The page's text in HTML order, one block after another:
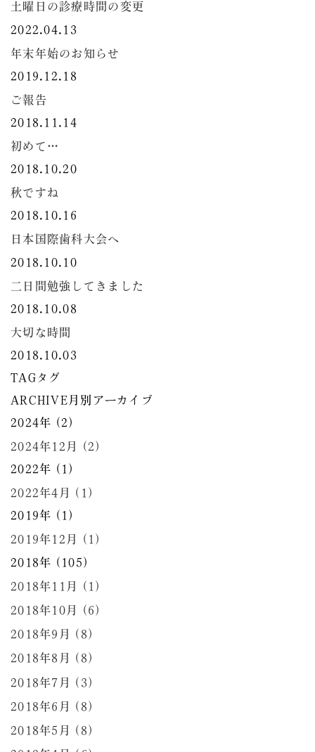
土曜日の診療時間の変更
2022.04.13
年末年始のお知らせ
2019.12.18
ご報告
2018.11.14
初めて…
2018.10.20
秋ですね
2018.10.16
日本国際歯科大会へ
2018.10.10
二日間勉強してきました
2018.10.08
大切な時間
2018.10.03
TAGタグ
ARCHIVE 月別アーカイブ
2024年 (2)
2024年12月 (2)
2022年 (1)
2022年4月 (1)
2019年 (1)
2019年12月 (1)
2018年 (105)
2018年11月 (1)
2018年10月 (6)
2018年9月 (8)
2018年8月 (8)
2018年7月 (3)
2018年6月 (8)
2018年5月 (8)